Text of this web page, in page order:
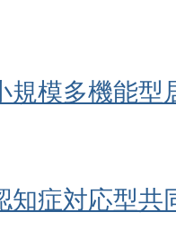
規模多機能
知症対応型